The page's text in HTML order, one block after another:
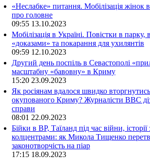
«Неслабке» питання. Мобілізація жінок
про головне
09:55 13.10.2023
Мобілізація в Україні. Повістки в парку,
«доказами» та покарання для ухилянтів
09:59 12.10.2023
Другий день поспіль в Севастополі
масштабну «бавовну» в Криму
15:20 23.09.2023
Як росіянам вдалося швидко
окупованого Криму? Журналісти ВВС
справи
08:01 22.09.2023
Бійки в ВР, Таїланд під час війни,
колцентрами: як Микола Тищенко
законотворчість на піар
17:15 18.09.2023